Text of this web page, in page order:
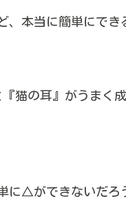
本当に簡単にでき
猫の耳』がうまく
に△ができないだろ